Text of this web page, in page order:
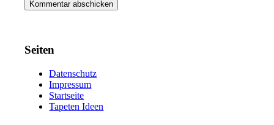
Seiten
Datenschutz
Impressum
Startseite
Tapeten Ideen